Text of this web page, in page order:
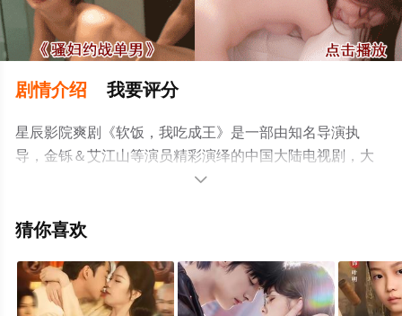
剧情介绍 我要评分
星辰影院爽剧《软饭，我吃成王》是一部由知名导演执
导，金铄＆艾江山等演员精彩演绎的中国大陆电视剧，大
结局剧情已揭晓（全集完结），手机免费观看高清无删减
至豆瓣电视剧、电视猫或剧情网等平台了解。

猜你喜欢